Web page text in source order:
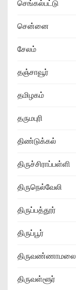
செங்கல்பட்டு
சென்னை
சேலம்
தஞ்சாவூர்
தமிழகம்
தருமபுரி
திண்டுக்கல்
திருச்சிராப்பள்ளி
திருநெல்வேலி
திருப்பத்தூர்
திருப்பூர்
திருவண்ணாமலை
திருவள்ளூர்